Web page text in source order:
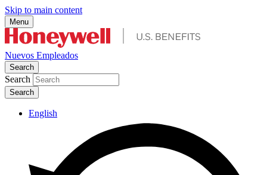
Skip to main content
Menu
Nuevos Empleados
Search
Search
English